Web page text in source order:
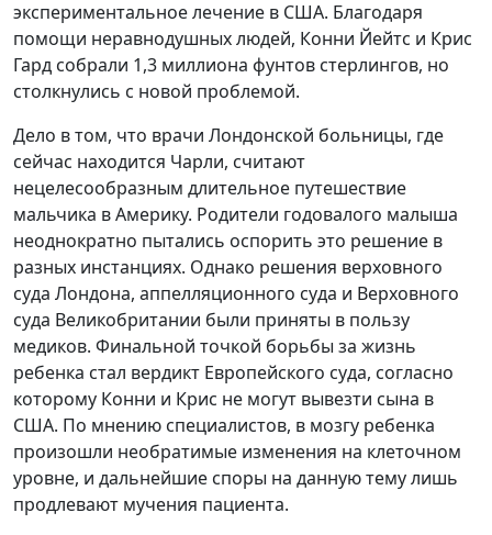
экспериментальное лечение в США. Благодаря
помощи неравнодушных людей, Конни Йейтс и Крис
Гард собрали 1,3 миллиона фунтов стерлингов, но
столкнулись с новой проблемой.
Дело в том, что врачи Лондонской больницы, где
сейчас находится Чарли, считают
нецелесообразным длительное путешествие
мальчика в Америку. Родители годовалого малыша
неоднократно пытались оспорить это решение в
разных инстанциях. Однако решения верховного
суда Лондона, аппелляционного суда и Верховного
суда Великобритании были приняты в пользу
медиков. Финальной точкой борьбы за жизнь
ребенка стал вердикт Европейского суда, согласно
которому Конни и Крис не могут вывезти сына в
США. По мнению специалистов, в мозгу ребенка
произошли необратимые изменения на клеточном
уровне, и дальнейшие споры на данную тему лишь
продлевают мучения пациента.